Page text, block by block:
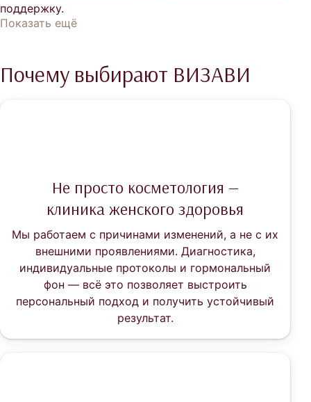
поддержку.
Показать ещё
Почему выбирают ВИЗАВИ
Не просто косметология —
клиника женского здоровья
Мы работаем с причинами изменений, а не с их
внешними проявлениями. Диагностика,
индивидуальные протоколы и гормональный
фон — всё это позволяет выстроить
персональный подход и получить устойчивый
результат.